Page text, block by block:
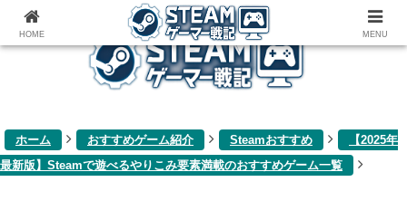
ゲーム関連雑記ブログ
ホーム おすすめゲーム紹介 Steamおすすめ
【2025年
最新版】Steamで遊べるやりこみ要素満載のおすすめゲーム一覧
HOME MENU